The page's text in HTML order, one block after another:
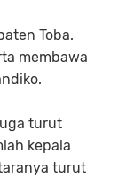
Toba.
membawa
turut
kepala
turut